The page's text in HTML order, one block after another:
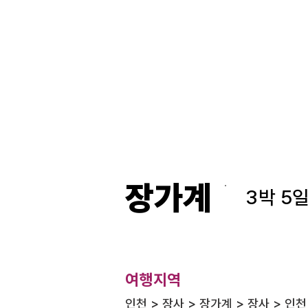
장가계 3박 5
​여행지역
인천 > 장사 > 장가계 > 장사 > 인천